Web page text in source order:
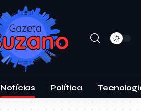
Notícias Política